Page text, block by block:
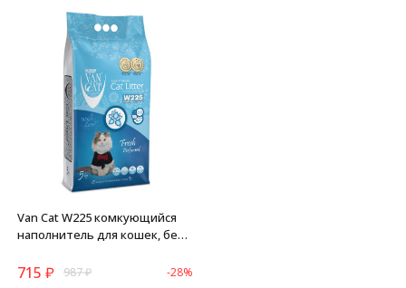
Van Cat W225 комкующийся
наполнитель для кошек, без
свежести - 5 кг
715 ₽ 987₽ -28%